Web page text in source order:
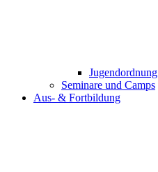
Jugendordnung
Seminare und Camps
Aus- & Fortbildung